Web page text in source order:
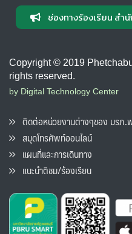
ช่องทางร้องเรียน สำ
Copyright © 2019
rights reserved.
by Digital Technology Center
ติดต่อหน่วยงานต่างๆของ มรภ.
สมุดโทรศัพท์ออนไลน์
แผนที่และการเดินทาง
แนะนำติชม/ร้องเรียน